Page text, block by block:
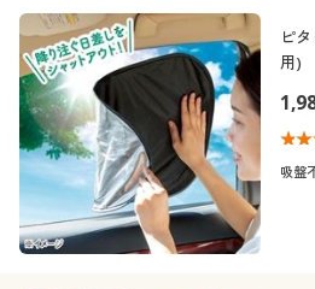
よくある質問とお問い合わせ
カラー
こだわり条件
ピ
用)
吸盤